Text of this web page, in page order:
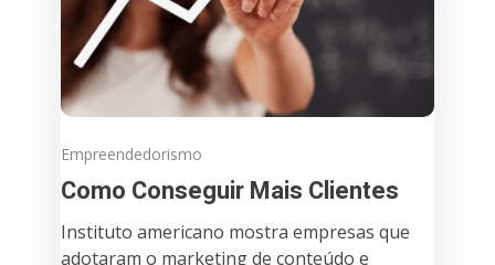
Empreendedorismo
Como Conseguir Mais Clientes
Instituto americano mostra empresas que
adotaram o marketing de conteúdo e